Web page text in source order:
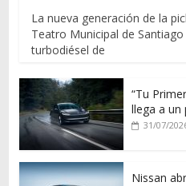
La nueva generación de la
Teatro Municipal de
turbodiésel de
“Tu
llega a un
31/07/
Nissan